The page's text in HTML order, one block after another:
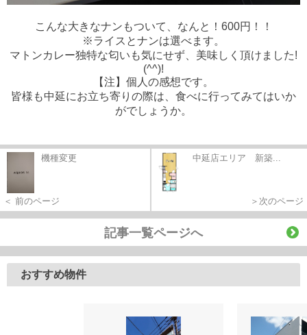
こんな大きなナンもついて、なんと！600円！！
※ライスとナンは選べます。
マトンカレー独特な匂いも気にせず、美味しく頂けました!
(^^)!
【注】個人の感想です。
皆様も中延にお立ち寄りの際は、食べに行ってみてはいか
がでしょうか。
機種変更
＜ 前のページ
中延店エリア 新築...
＞次のページ
記事一覧ページへ
おすすめ物件